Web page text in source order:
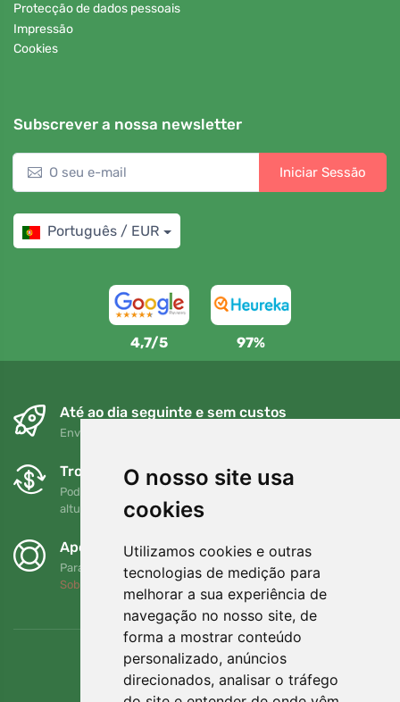
O nosso site usa
cookies
Utilizamos cookies e outras
tecnologias de medição para
melhorar a sua experiência de
navegação no nosso site, de
forma a mostrar conteúdo
personalizado, anúncios
direcionados, analisar o tráfego
Protecção de dados pessoais
Impressão
Cookies
Subscrever a nossa newsletter
Iniciar Sessão
Português / EUR
4,7/5 97%
Até ao dia seguinte e sem custos
Envio gratuito para encomendas superiores a 80 EUR
Trocas e devoluções gratuitas
Pode devolver ou trocar a sua encomenda em qualquer
altura no prazo de 90 dias
Apoiamos a Trees.org
Para cada encomenda plantamos uma árvore! Leia mais
Sobre nós